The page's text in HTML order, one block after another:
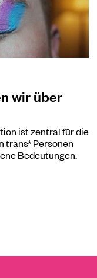
wir über
ist zentral für die
trans* Personen
Bedeutungen.